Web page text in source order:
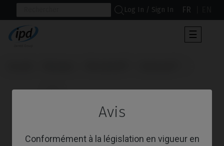
Avis
Conformément à la législation en vigueur en
Log In / Sign In FR
Toggle
☰
                      Vis